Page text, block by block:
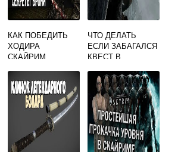
КАК ПОБЕДИТЬ
ХОДИРА
СКАЙРИМ
ЧТО ДЕЛАТЬ
ЕСЛИ ЗАБАГАЛСЯ
КВЕСТ В